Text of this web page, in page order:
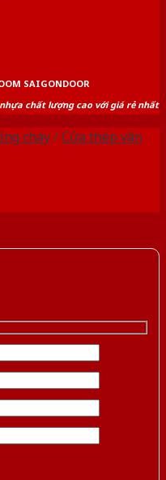
SAIGONDOOR
chất lượng cao với giá rẻ nhất
cháy/Cửa thép vân